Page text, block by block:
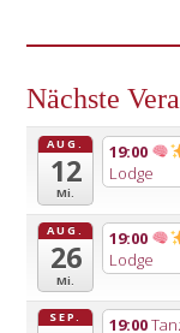
Nächste
AUG.
12
Mi.
19:00
Lodge
AUG.
26
Mi.
19:00
Lodge
SEP. 19:00